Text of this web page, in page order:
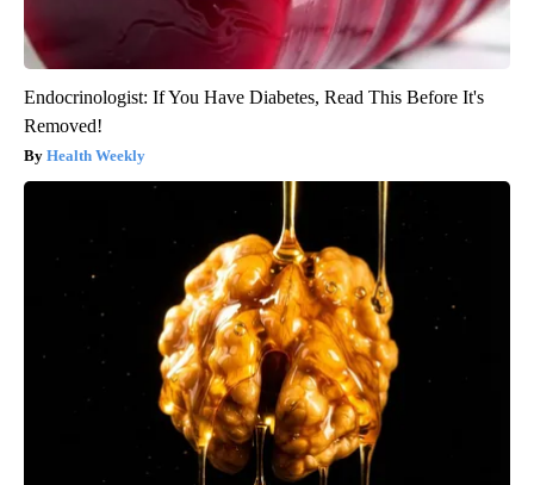
Endocrinologist: If You Have Diabetes, Read This Before It's
Removed!
Health Weekly